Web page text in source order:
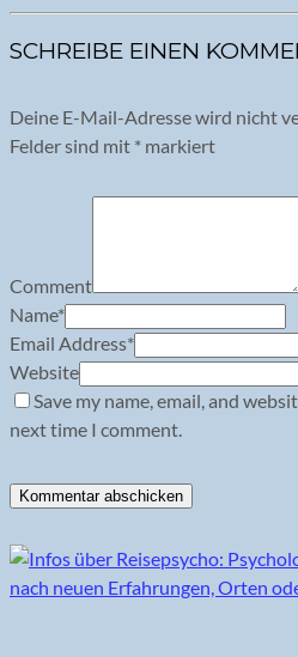
SCHREIBE EINEN
Deine E-Mail-Adresse wird nicht
Felder sind mit * markiert
Comment
Name*
Email Address*
Website
Save my name, email, and
next time I comment.